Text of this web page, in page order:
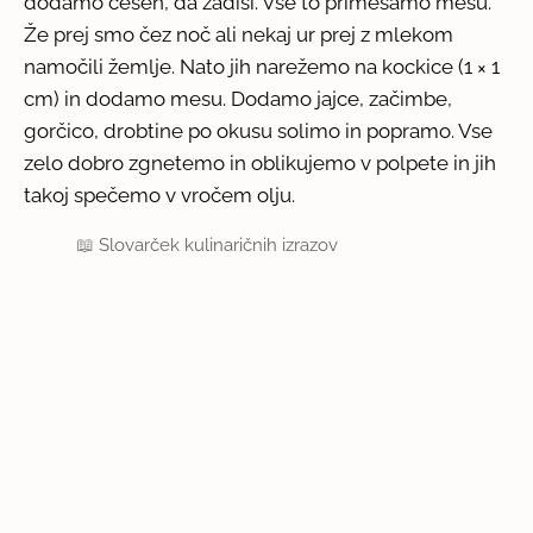
Že prej smo čez noč ali nekaj ur prej z mlekom
namočili žemlje. Nato jih narežemo na kockice (1 × 1
cm) in dodamo mesu. Dodamo jajce, začimbe,
gorčico, drobtine po okusu solimo in popramo. Vse
zelo dobro zgnetemo in oblikujemo v polpete in jih
takoj spečemo v vročem olju.
📖Slovarček kulinaričnih izrazov